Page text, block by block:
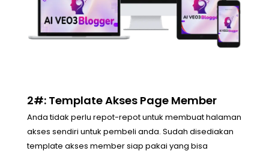
2#: Template Akses Page Member
Anda tidak perlu repot-repot untuk membuat halaman
akses sendiri untuk pembeli anda. Sudah disediakan
template akses member siap pakai yang bisa